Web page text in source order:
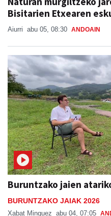
Aiurri abu 05, 08:30 ANDOAIN
Buruntzako jaien
abu 04, 07:05